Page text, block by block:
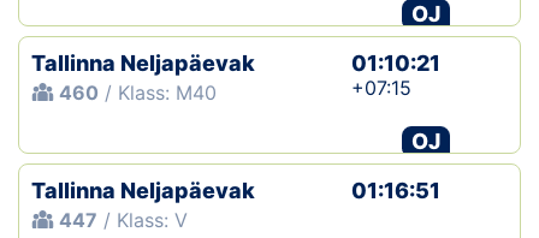
OJ
Tallinna Neljapäevak
460 / Klass: M40
01:10:21
+07:15
OJ
Tallinna Neljapäevak
447 / Klass: V
01:16:51